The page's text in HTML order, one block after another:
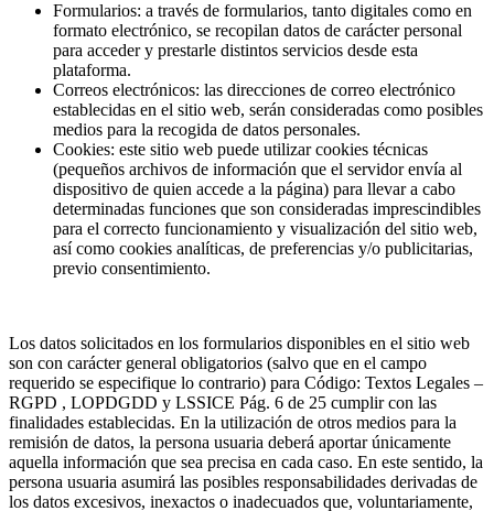
Formularios: a través de formularios, tanto digitales como en
formato electrónico, se recopilan datos de carácter personal
para acceder y prestarle distintos servicios desde esta
plataforma.
Correos electrónicos: las direcciones de correo electrónico
establecidas en el sitio web, serán consideradas como posibles
medios para la recogida de datos personales.
Cookies: este sitio web puede utilizar cookies técnicas
(pequeños archivos de información que el servidor envía al
dispositivo de quien accede a la página) para llevar a cabo
determinadas funciones que son consideradas imprescindibles
para el correcto funcionamiento y visualización del sitio web,
así como cookies analíticas, de preferencias y/o publicitarias,
previo consentimiento.
Los datos solicitados en los formularios disponibles en el sitio web
son con carácter general obligatorios (salvo que en el campo
requerido se especifique lo contrario) para Código: Textos Legales –
RGPD , LOPDGDD y LSSICE Pág. 6 de 25 cumplir con las
finalidades establecidas. En la utilización de otros medios para la
remisión de datos, la persona usuaria deberá aportar únicamente
aquella información que sea precisa en cada caso. En este sentido, la
persona usuaria asumirá las posibles responsabilidades derivadas de
los datos excesivos, inexactos o inadecuados que, voluntariamente,